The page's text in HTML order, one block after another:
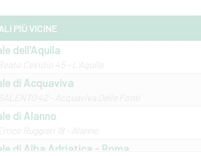
PIÙ VICINE
dell'Aquila
di Acquaviva
di Alanno
di Alba Adriatica - Roma